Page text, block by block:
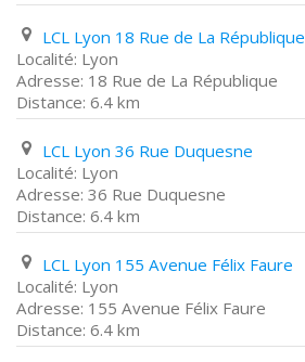
LCL Lyon 18 Rue de La République
Lyon
18 Rue de La République
6.4 km
LCL Lyon 36 Rue Duquesne
Lyon
36 Rue Duquesne
6.4 km
LCL Lyon 155 Avenue Félix Faure
Lyon
155 Avenue Félix Faure
6.4 km